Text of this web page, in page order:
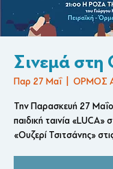
Σινεμά
Παρ 27 Μαΐ
  |
ΟΡΜΟΣ
Την Παρασκευή 27
παιδική ταινία «LUCA»
«Ουζερί Τσιτσάνης»